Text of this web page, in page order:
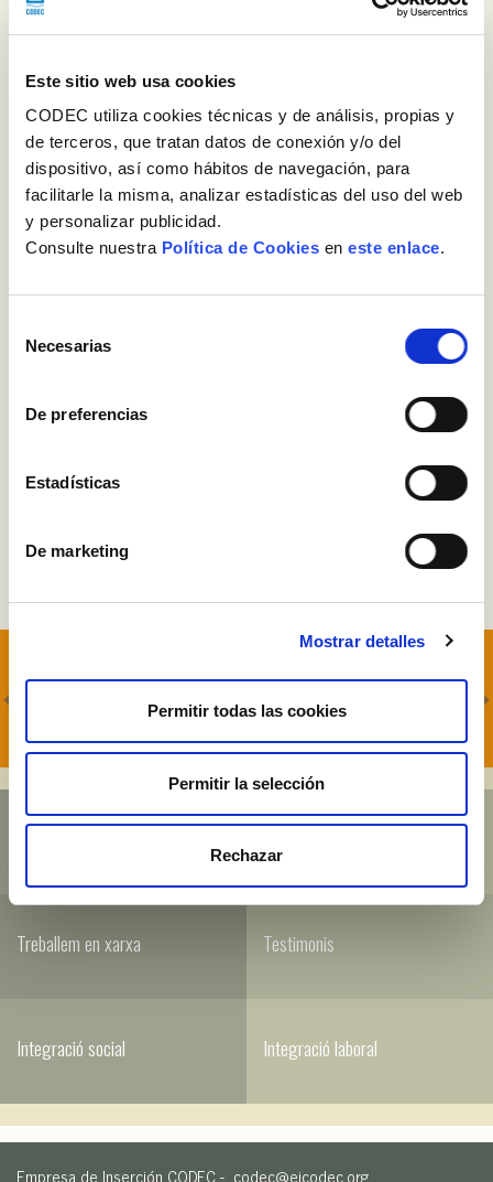
Este sitio web usa cookies
CODEC utiliza cookies técnicas y de análisis, propias y
de terceros, que tratan datos de conexión y/o del
dispositivo, así como hábitos de navegación, para
facilitarle la misma, analizar estadísticas del uso del web
y personalizar publicidad.
Consulte nuestra Política de Cookies en este enlace.
Necesarias
De preferencias
Estadísticas
De marketing
Mostrar detalles
Permitir todas las cookies
Permitir la selección
Rechazar
Necessites externalitzar
processos?
Vols treballar amb nosaltres?
14/07/2025 - Publicada la Memòria 2024 de
CARES
Club Treballadors i Treballadores
Treballem en xarxa Testimonis
Integració social Integració laboral
Empresa de Inserción CODEC - codec@eicodec.org